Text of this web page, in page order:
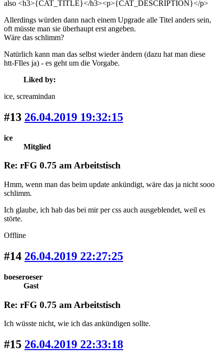
also <h3>{CAT_TITLE}</h3><p>{CAT_DESCRIPTION}</p>
Allerdings würden dann nach einem Upgrade alle Titel anders sein,
oft müsste man sie überhaupt erst angeben.
Wäre das schlimm?
Natürlich kann man das selbst wieder ändern (dazu hat man diese
htt-FIles ja) - es geht um die Vorgabe.
Liked by:
ice, screamindan
#13 26.04.2019 19:32:15
ice
Mitglied
Re: rFG 0.75 am Arbeitstisch
Hmm, wenn man das beim update ankündigt, wäre das ja nicht sooo
schlimm.
Ich glaube, ich hab das bei mir per css auch ausgeblendet, weil es
störte.
Offline
#14 26.04.2019 22:27:25
boeseroeser
Gast
Re: rFG 0.75 am Arbeitstisch
Ich wüsste nicht, wie ich das ankündigen sollte.
#15 26.04.2019 22:33:18